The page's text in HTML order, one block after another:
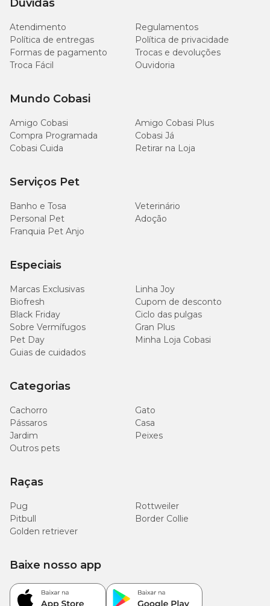
Matéria Mineral (máx.) 89g/kg 8,9%
Cálcio (máx.)
Fósforo (mín.) 8.000mg/kg
Magnésio (mín.) 1.100mg/kg
DHA (mín.) 900mg/kg
EPA (mín.) 700mg/kg
Metionina (mín.) 8.000mg/kg
Sulfato de Condroitina (mín.) 200mg/kg
Mannan-Oligossacarídeos
(mín.)
Dúvidas
Atendimento
Regulamentos
Política de entregas
Política de privacidade
Formas de pagamento
Trocas e devoluções
Troca Fácil
Ouvidoria
Mundo Cobasi
Amigo Cobasi
Amigo Cobasi Plus
Compra Programada
Cobasi Já
Cobasi Cuida
Retirar na Loja
Serviços Pet
Banho e Tosa
Veterinário
Personal Pet
Adoção
Franquia Pet Anjo
Especiais
Marcas Exclusivas
Linha Joy
Biofresh
Cupom de desconto
Black Friday
Ciclo das pulgas
Sobre Vermífugos
Gran Plus
Pet Day
Minha Loja Cobasi
Guias de cuidados
Categorias
Cachorro
Gato
Pássaros
Casa
Jardim
Peixes
Outros pets
Raças
Pug
Rottweiler
Pitbull
Border Collie
Golden retriever
Baixe nosso app